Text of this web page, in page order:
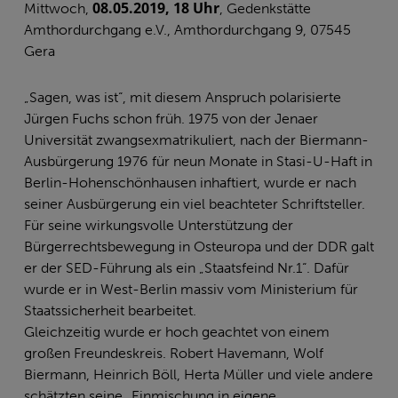
Mittwoch, 08.05.2019, 18 Uhr, Gedenkstätte
Amthordurchgang e.V., Amthordurchgang 9, 07545
Gera
„Sagen, was ist“, mit diesem Anspruch polarisierte
Jürgen Fuchs schon früh. 1975 von der Jenaer
Universität zwangsexmatrikuliert, nach der Biermann-
Ausbürgerung 1976 für neun Monate in Stasi-U-Haft in
Berlin-Hohenschönhausen inhaftiert, wurde er nach
seiner Ausbürgerung ein viel beachteter Schriftsteller.
Für seine wirkungsvolle Unterstützung der
Bürgerrechtsbewegung in Osteuropa und der DDR galt
er der SED-Führung als ein „Staatsfeind Nr.1“. Dafür
wurde er in West-Berlin massiv vom Ministerium für
Staatssicherheit bearbeitet.
Gleichzeitig wurde er hoch geachtet von einem
großen Freundeskreis. Robert Havemann, Wolf
Biermann, Heinrich Böll, Herta Müller und viele andere